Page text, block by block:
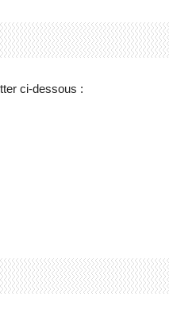
ci-dessous :